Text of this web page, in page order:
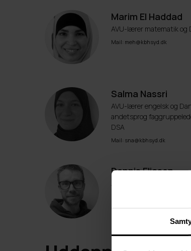
Marim El Haddad
AVU-lærer matematik og
Mail: meh@kbhsyd.dk
Salma Nassri
AVU-lærer engelsk og
andetsprog
DSA
Mail: sna@kbhsyd.dk
Dennis Eliasen
AVU lærer , SPS og mentor